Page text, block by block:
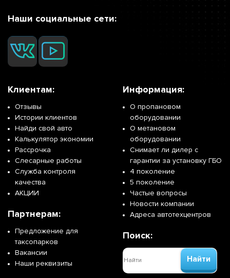
Наши социальные сети:
Клиентам:
Отзывы
Истории клиентов
Найди свой авто
Калькулятор экономии
Рассрочка
Слесарные работы
Служба контроля
качества
АКЦИИ
Партнерам:
Предложение для
таксопарков
Вакансии
Наши реквизиты
Информация:
О пропановом
оборудовании
О метановом
оборудовании
Снимает ли дилер с
гарантии за установку ГБО
4 поколение
5 поколение
Частые вопросы
Новости компании
Адреса автотехцентров
Поиск:
Найти